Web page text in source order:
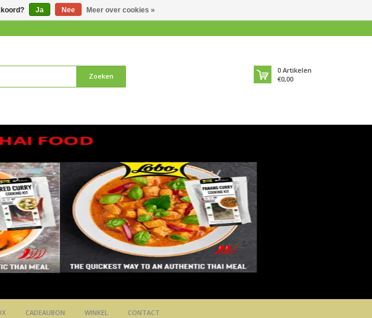
Zoeken
0 Artikelen
€0,00
CADEAUBON WINKEL CONTACT
Ja Nee Meer over cookies »